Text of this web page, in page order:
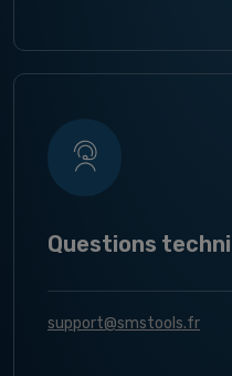
Questions
support@smstools.fr